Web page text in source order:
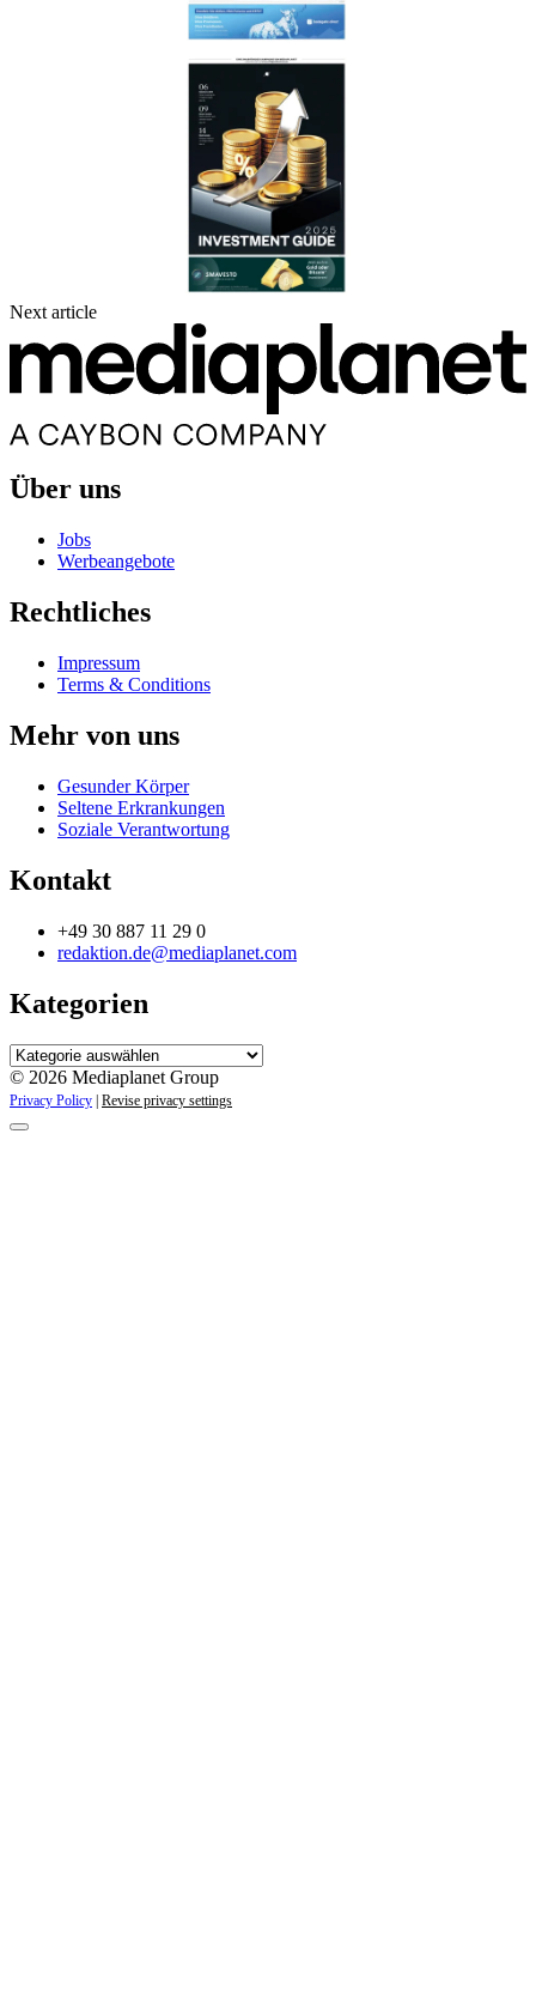
Next article
Über uns
Jobs
Werbeangebote
Rechtliches
Impressum
Terms & Conditions
Mehr von uns
Gesunder Körper
Seltene Erkrankungen
Soziale Verantwortung
Kontakt
+49 30 887 11 29 0
redaktion.de@mediaplanet.com
Kategorien
Kategorien
© 2026 Mediaplanet Group
Privacy Policy | Revise privacy settings